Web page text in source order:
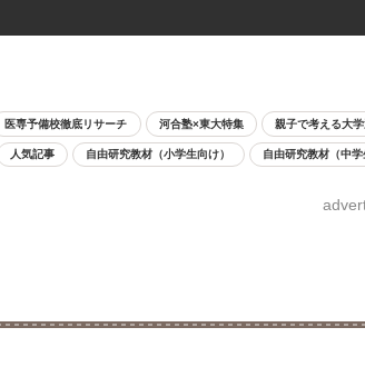
医専予備校徹底リサーチ 河合塾×東大特集 親子で考える大
人気記事 自由研究教材（小学生向け） 自由研究教材（中学